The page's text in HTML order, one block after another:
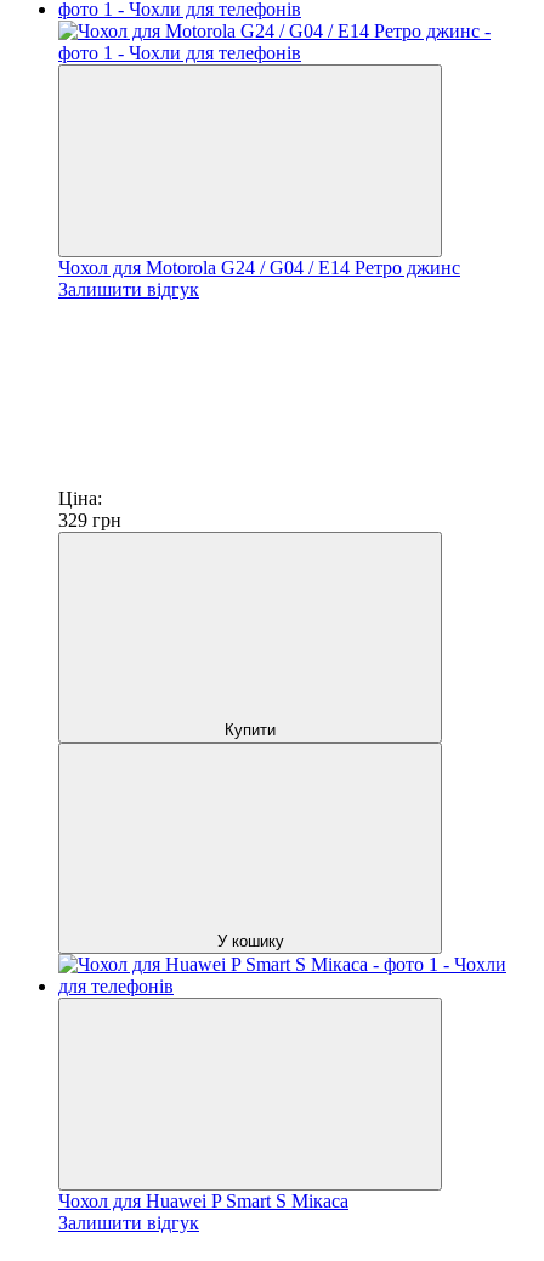
Чохол для Motorola G24 / G04 / E14 Ретро джинс
Залишити відгук
Ціна:
329 грн
Купити
У кошику
Чохол для Huawei P Smart S Мікаса
Залишити відгук